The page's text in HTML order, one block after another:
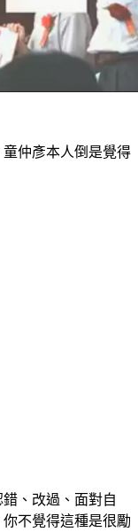
不覺得這種是很勵